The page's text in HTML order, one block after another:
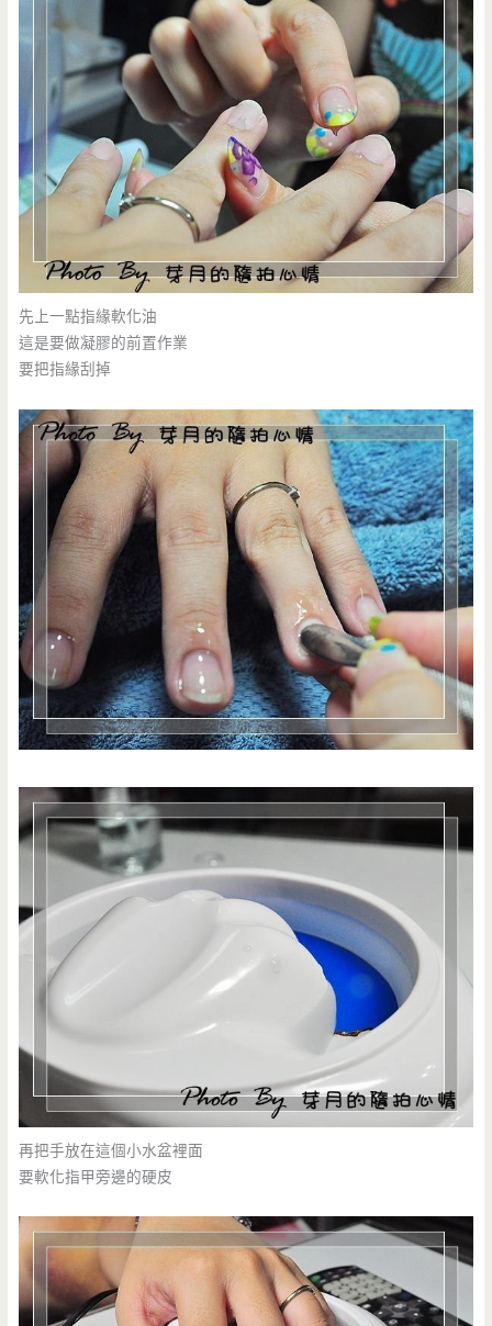
先上一點指緣軟化油
這是要做凝膠的前置作業
要把指緣刮掉
再把手放在這個小水盆裡面
要軟化指甲旁邊的硬皮